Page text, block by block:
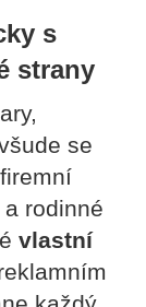
s
strany
se
a rodinné
vlastní